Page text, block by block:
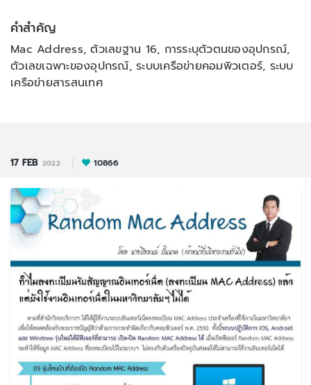
คำสำคัญ
Mac Address, ตัวเลขฐาน 16, การระบุตัวตนของอุปกรณ์,
ตัวเลขเฉพาะของอุปกรณ์, ระบบเครือข่ายคอมพิวเตอร์, ระบบ
เครือข่ายสารสนเทศ
17 FEB 2022 10866